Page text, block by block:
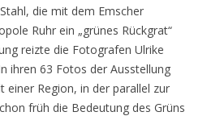
die mit dem Emscher
Ruhr ein „grünes Rückgrat“
reizte die Fotografen Ulrike
ihren 63 Fotos der Ausstellung
einer Region, in der parallel zur
früh die Bedeutung des Grüns